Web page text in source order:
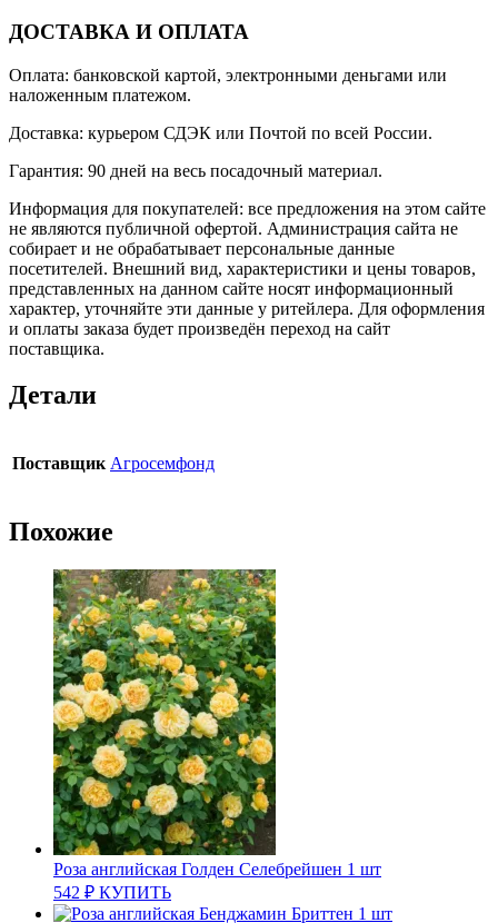
ДОСТАВКА И ОПЛАТА
Оплата: банковской картой, электронными деньгами или
наложенным платежом.
Доставка: курьером СДЭК или Почтой по всей России.
Гарантия: 90 дней на весь посадочный материал.
Информация для покупателей: все предложения на этом сайте
не являются публичной офертой. Администрация сайта не
собирает и не обрабатывает персональные данные
посетителей. Внешний вид, характеристики и цены товаров,
представленных на данном сайте носят информационный
характер, уточняйте эти данные у ритейлера. Для оформления
и оплаты заказа будет произведён переход на сайт
поставщика.
Детали
Поставщик Агросемфонд
Похожие
Роза английская Голден Селебрейшен 1 шт
542 ₽ КУПИТЬ